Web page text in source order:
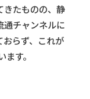
きたものの、静
通チャンネルに
おらず、これが
す。